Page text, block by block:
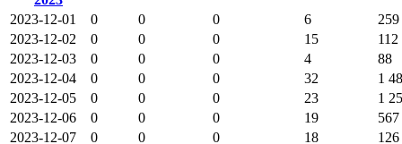
2023-12-01
0 0 0 6
259
2023-12-02
0 0 0 15
112
2023-12-03
0 0 0 4
88
2023-12-04
0 0 0 32
1
2023-12-05
0 0 0 23
1
2023-12-06
0 0 0 19
567
2023-12-07
0 0 0 18
126